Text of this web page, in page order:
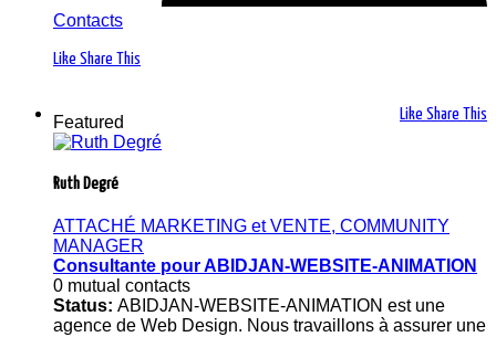
Contacts
Like Share This
Like Share This
Featured
Ruth Degré
ATTACHÉ MARKETING et VENTE, COMMUNITY
MANAGER
Consultante pour ABIDJAN-WEBSITE-ANIMATION
0 mutual contacts
Status: ABIDJAN-WEBSITE-ANIMATION est une
agence de Web Design. Nous travaillons à assurer une